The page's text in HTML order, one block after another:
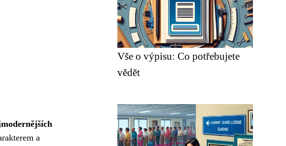
a
Vše o výpisu: Co potřebujete
vědět